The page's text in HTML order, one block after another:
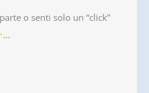
o senti solo un “click”
...